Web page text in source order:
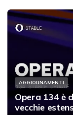
AGGIORNAMENTI
Opera 134 è
vecchie